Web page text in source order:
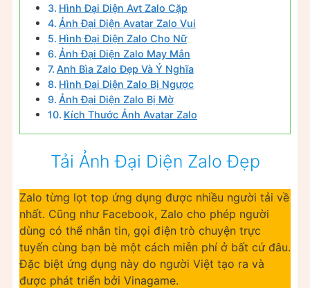
Hình Đại Diện Avt Zalo Cặp
Ảnh Đại Diện Avatar Zalo Vui
Hình Đại Diện Zalo Cho Nữ
Ảnh Đại Diện Zalo May Mắn
Anh Bìa Zalo Đẹp Và Ý Nghĩa
Hình Đại Diện Zalo Bị Ngược
Ảnh Đại Diện Zalo Bị Mờ
Kích Thước Ảnh Avatar Zalo
Tải Ảnh Đại Diện Zalo Đẹp
Zalo từng lọt top ứng dụng được nhiều người tải về
nhất. Cũng như Facebook, Zalo cho phép người
dùng có thể nhắn tin, gọi điện trò chuyện trực
tuyến cùng bạn bè một cách miễn phí ở bất cứ đâu.
Đặc biệt ứng dụng này do người Việt tạo ra và
được phát triển bởi Vinagame.